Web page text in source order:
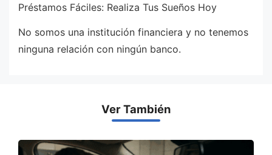
Préstamos Fáciles: Realiza Tus Sueños Hoy
No somos una institución financiera y no tenemos
ninguna relación con ningún banco.
Ver También